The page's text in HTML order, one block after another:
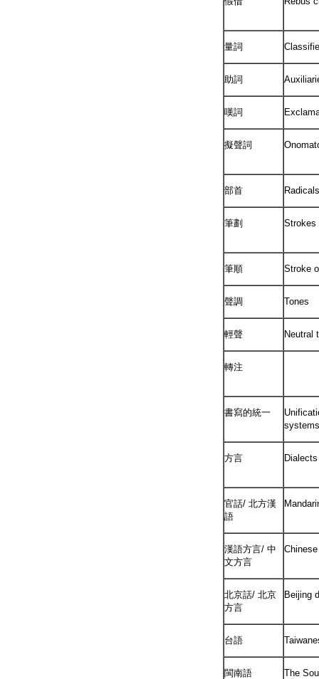
量詞
助詞
嘆詞
擬聲詞
部首 Radicals
筆劃 Strokes
筆順 Stroke
聲調 Tones
輕聲 Neutral
轉注
書寫的統一
systems
方言 Dialects
官話/ 北方漢
語
漢語方言/ 中
文方言
北京話/ 北京
方言
Beijing
台語
閩南語
The